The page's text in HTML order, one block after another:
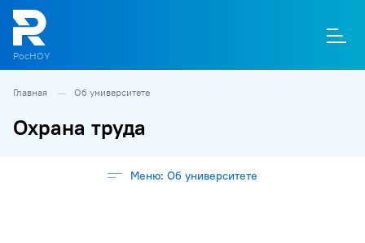
РосНОУ
Главная Об университете
Охрана труда
Меню: Об университете